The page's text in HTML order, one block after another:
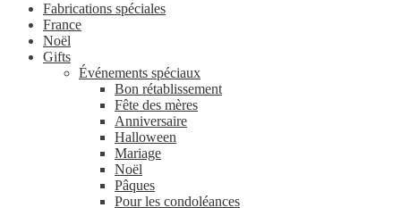
Fabrications spéciales
France
Noël
Gifts
Événements spéciaux
Bon rétablissement
Fête des mères
Anniversaire
Halloween
Mariage
Noël
Pâques
Pour les condoléances